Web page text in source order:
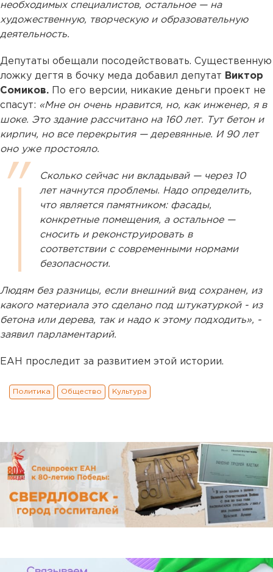
необходимых специалистов, остальное — на
художественную, творческую и образовательную
деятельность.
Депутаты обещали посодействовать. Существенную
ложку дегтя в бочку меда добавил депутат Виктор
Сомиков. По его версии, никакие деньги проект не
спасут: «Мне он очень нравится, но, как инженер, я в
шоке. Это здание рассчитано на 160 лет. Тут бетон и
кирпич, но все перекрытия — деревянные. И 90 лет
оно уже простояло.
Сколько сейчас ни вкладывай — через 10
лет начнутся проблемы. Надо определить,
что является памятником: фасады,
конкретные помещения, а остальное —
сносить и реконструировать в
соответствии с современными нормами
безопасности.
Людям без разницы, если внешний вид сохранен, из
какого материала это сделано под штукатуркой - из
бетона или дерева, так и надо к этому подходить», -
заявил парламентарий.
ЕАН проследит за развитием этой истории.
Политика Общество Культура